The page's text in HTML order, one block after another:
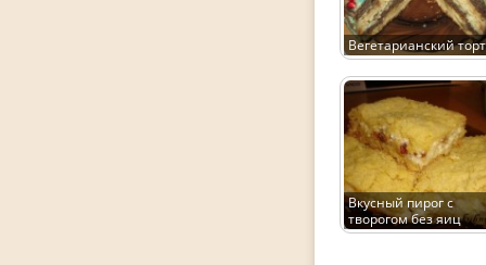
Вегетарианский торт
Вкусный пирог с
творогом без яиц